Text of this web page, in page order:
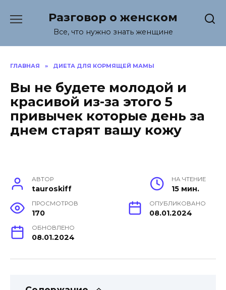
содержанию
Разговор о женском
Все, что нужно знать женщине
ГЛАВНАЯ » ДИЕТА ДЛЯ КОРМЯЩЕЙ МАМЫ
Вы не будете молодой и
красивой из-за этого 5
привычек которые день за
днем старят вашу кожу
АВТОР
tauroskiff
НА ЧТЕНИЕ
15 мин.
ПРОСМОТРОВ
170
ОПУБЛИКОВАНО
08.01.2024
ОБНОВЛЕНО
08.01.2024